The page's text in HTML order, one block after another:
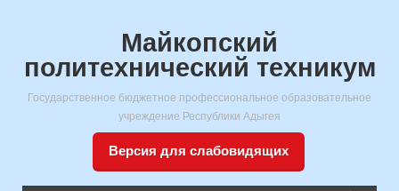
Майкопский
политехнический техникум
Государственное бюджетное профессиональное образовательное
учреждение Республики Адыгея
Версия для слабовидящих